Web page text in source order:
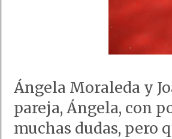
Ángela Moraleda y
pareja, Ángela, con
muchas dudas, pero